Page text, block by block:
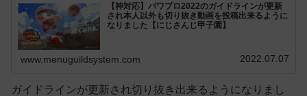
【神対応】パワプロ2022のガイドラインが更新
され本人以外も切り抜き動画を投稿出来るように
なりました【にじさんじ甲子園】
www.menuguildsystem.com 2022.07.07
ガイドラインが更新され切り抜き出来るようになりまし